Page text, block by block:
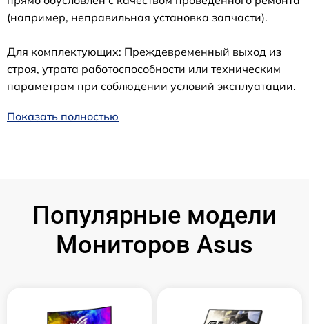
(например, неправильная установка запчасти).
Для комплектующих: Преждевременный выход из
строя, утрата работоспособности или техническим
параметрам при соблюдении условий эксплуатации.
Показать полностью
Популярные модели
Мониторов Asus